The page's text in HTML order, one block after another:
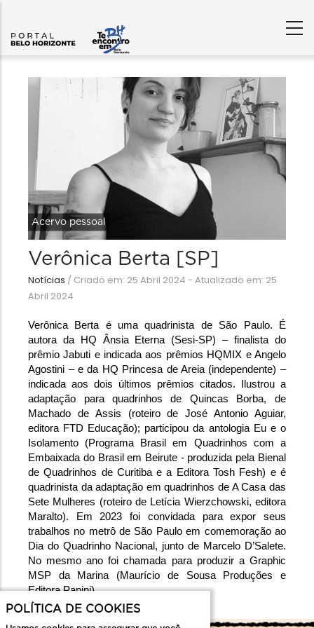
Acervo pessoal
Verônica Berta [SP]
Notícias / Criado em: 25 Abril 2024 - Atualizado em: 25
Abril 2024
Verônica Berta é uma quadrinista de São Paulo. É
autora da HQ Ânsia Eterna (Sesi-SP) – finalista do
prêmio Jabuti e indicada aos prêmios HQMIX e Angelo
Agostini – e da HQ Princesa de Areia (independente) –
indicada aos dois últimos prêmios citados. Ilustrou a
adaptação para quadrinhos de Quincas Borba, de
Machado de Assis (roteiro de José Antonio Aguiar,
editora FTD Educação); participou da antologia Eu e o
Isolamento (Programa Brasil em Quadrinhos com a
Embaixada do Brasil em Beirute - produzida pela Bienal
de Quadrinhos de Curitiba e a Editora Tosh Fesh) e é
quadrinista da adaptação em quadrinhos de A Casa das
Sete Mulheres (roteiro de Letícia Wierzchowski, editora
Maralto). Em 2023 foi convidada para expor seus
trabalhos no metrô de São Paulo em comemoração ao
Dia do Quadrinho Nacional, junto de Marcelo D’Salete.
No mesmo ano foi chamada para produzir a Graphic
MSP da Marina (Maurício de Sousa Produções e
Editora Panini).
POLÍTICA DE COOKIES